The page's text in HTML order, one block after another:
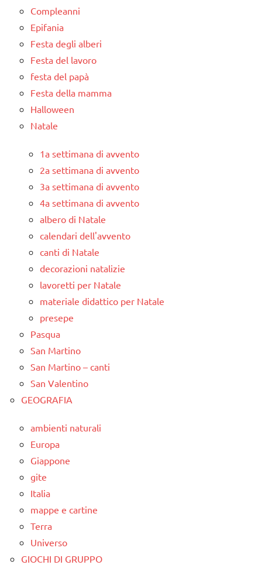
Compleanni
Epifania
Festa degli alberi
Festa del lavoro
festa del papà
Festa della mamma
Halloween
Natale
1a settimana di avvento
2a settimana di avvento
3a settimana di avvento
4a settimana di avvento
albero di Natale
calendari dell'avvento
canti di Natale
decorazioni natalizie
lavoretti per Natale
materiale didattico per Natale
presepe
Pasqua
San Martino
San Martino – canti
San Valentino
GEOGRAFIA
ambienti naturali
Europa
Giappone
gite
Italia
mappe e cartine
Terra
Universo
GIOCHI DI GRUPPO